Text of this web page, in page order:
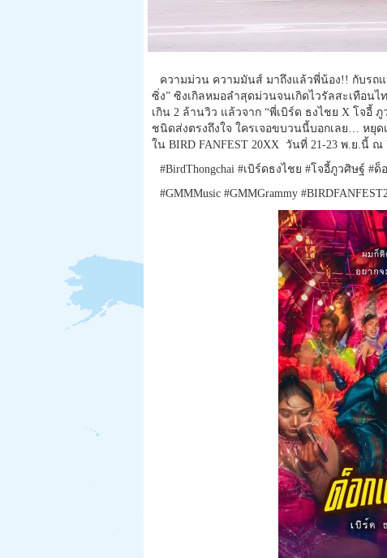
ความม่วน ความมันส์ มาถึงแล้วพี่น้อง!! กับรถ
ซิ่ง” ซิงเกิลหมอลำสุดม่วนจนเกิดไวรัลสะเทือนไ
เกิน 2 ล้านวิว แล้วจาก “พี่เบิร์ด ธงไชย X โจอี้
ชนิดส่งตรงถึงใจ ใครเจอขบวนนี้บอกเลย… หยุ
ใน BIRD FANFEST 20XX วันที่ 21-23 พ.ย.นี้
#BirdThongchai #เบิร์ดธงไชย #โจอี้ภูวศิษฐ์ #
#GMMMusic #GMMGrammy